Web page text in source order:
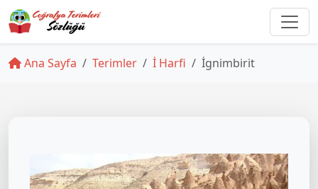
Ana Sayfa Terimler İ Harfi İgnimbirit